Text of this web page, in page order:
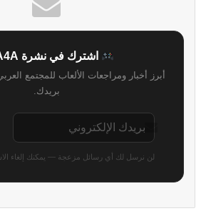
اشترك في نشرة VGA4A
أبرز أخبار ومراجعات الألعاب للمجتمع
بريدك.
لن نرسل لك أي رسائل مزعجة — يمكنك إلغاء